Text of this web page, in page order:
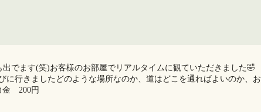
でます(笑)お客様のお部屋でリアルタイムに観ていただきました🤣
に行きましたどのような場所なのか、道はどこを通ればよいのか、お
金 200円